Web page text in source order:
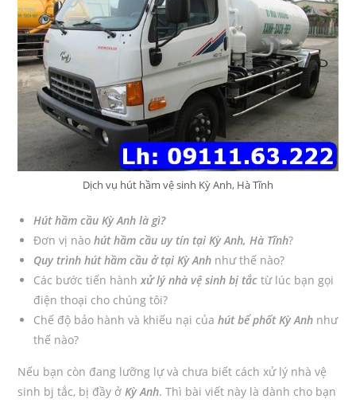
Dịch vụ hút hầm vệ sinh Kỳ Anh, Hà Tĩnh
Hút hầm cầu Kỳ Anh là gì?
Đơn vị nàohút hầm cầu uy tín tại Kỳ Anh, Hà Tĩnh?
Quy trình hút hầm cầu ở tại Kỳ Anh như thế nào?
Các bước tiến hành xử lý nhà vệ sinh bị tắc từ lúc bạn gọi
điện thoại cho chúng tôi?
Chế độ bảo hành và khiếu nại của hút bể phốt Kỳ Anh như
thế nào?
Nếu bạn còn đang lưỡng lự và chưa biết cách xử lý nhà vệ
sinh bj tắc, bị đầy ởKỳ Anh. Thì bài viết này là dành cho bạn